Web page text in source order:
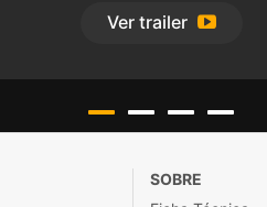
Ver trailer
SOBRE